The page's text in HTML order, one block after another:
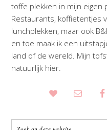
toffe plekken in mijn eigen
Restaurants, koffietentjes
lunchplekken, maar ook
en toe maak ik een
land of de wereld. Mijn
natuurlijk hier.